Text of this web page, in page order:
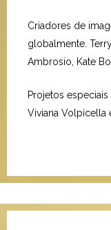
Criadores de
globalmente.
Ambrosio, Kate
Projetos
Viviana Volpicella